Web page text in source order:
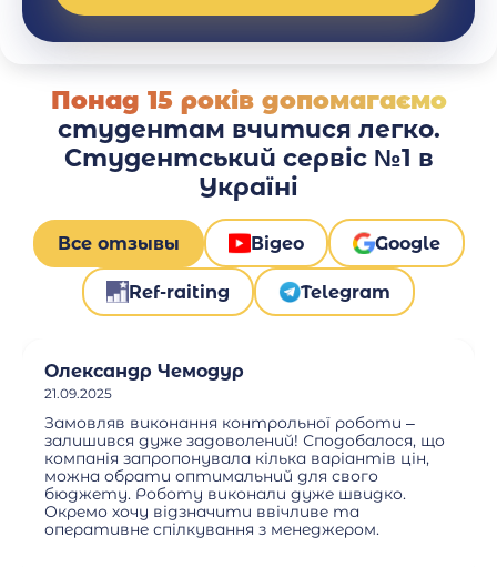
Понад 15 років допомагаємо
студентам вчитися легко.
Студентський сервіс №1 в
Україні
Все отзывы Відео Google
Ref-raiting Telegram
Олександр Чемодур
21.09.2025
Замовляв виконання контрольної роботи –
залишився дуже задоволений! Сподобалося, що
компанія запропонувала кілька варіантів цін,
можна обрати оптимальний для свого
бюджету. Роботу виконали дуже швидко.
Окремо хочу відзначити ввічливе та
оперативне спілкування з менеджером.